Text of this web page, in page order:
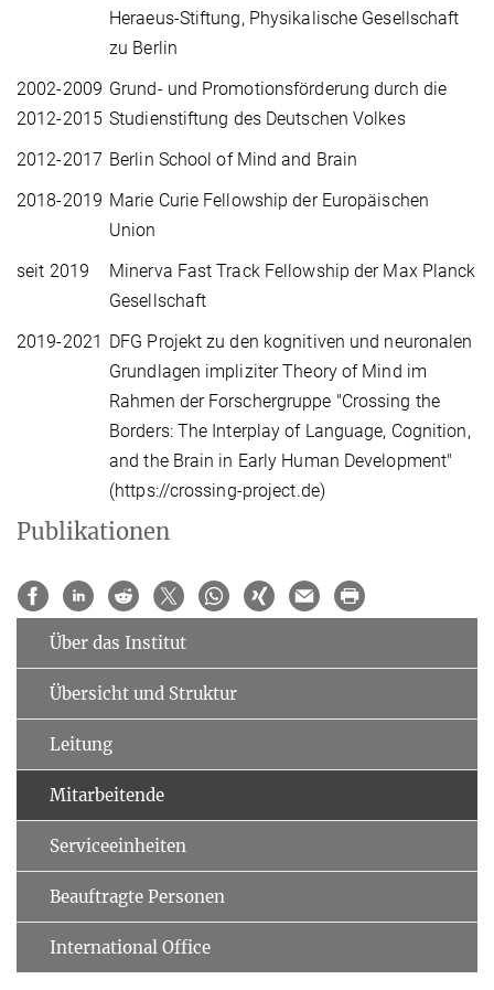
Heraeus-Stiftung, Physikalische Gesellschaft
zu Berlin
2002-2009
2012-2015
Grund- und Promotionsförderung durch die
Studienstiftung des Deutschen Volkes
2012-2017 Berlin School of Mind and Brain
2018-2019 Marie Curie Fellowship der Europäischen
Union
seit 2019
Minerva Fast Track Fellowship der Max Planck
Gesellschaft
2019-2021 DFG Projekt zu den kognitiven und neuronalen
Grundlagen impliziter Theory of Mind im
Rahmen der Forschergruppe "Crossing the
Borders: The Interplay of Language, Cognition,
and the Brain in Early Human Development"
(https://crossing-project.de)
Publikationen
Über das Institut
Übersicht und Struktur
Leitung
Mitarbeitende
Serviceeinheiten
Beauftragte Personen
International Office